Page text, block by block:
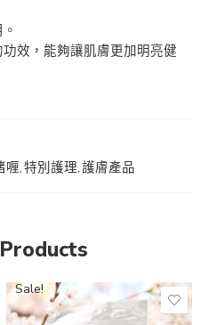
效，能夠讓肌膚更加明亮健
喱,特別護理,護膚產品
Sale!